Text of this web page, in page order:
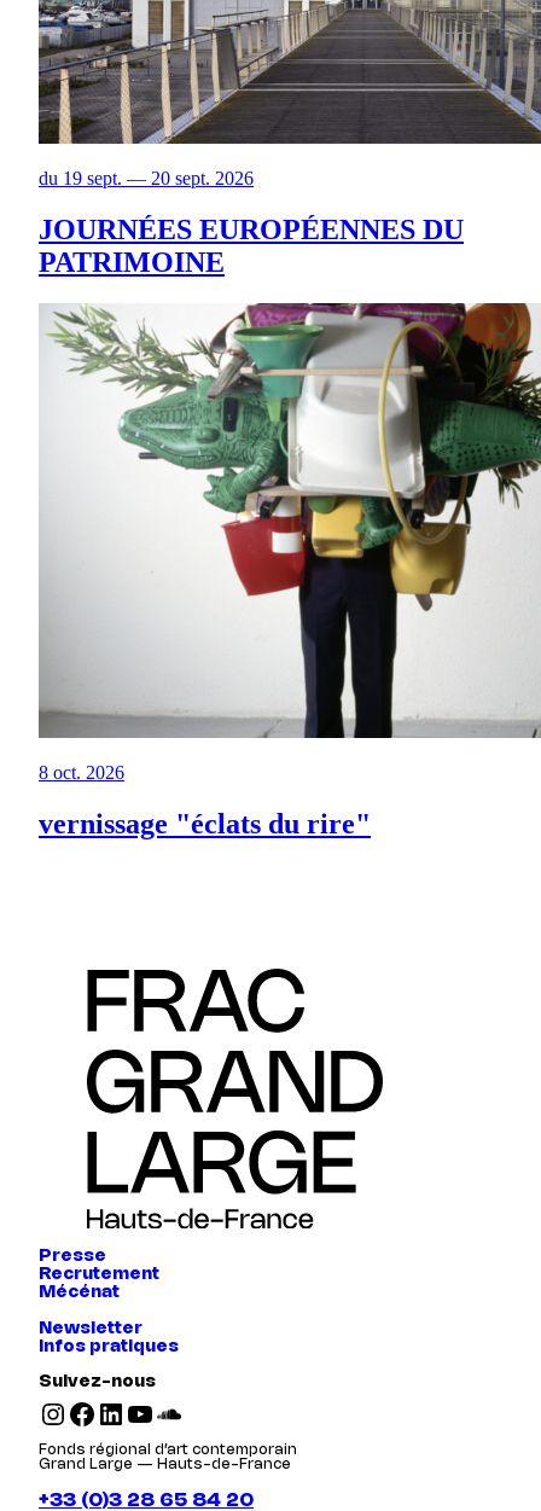
du 19 sept. — 20 sept. 2026
JOURNÉES EUROPÉENNES DU
PATRIMOINE
8 oct. 2026
vernissage "éclats du rire"
Presse
Recrutement
Mécénat
Newsletter
Infos pratiques
Suivez-nous
Instagram Facebook LinkedIn YouTube SoundCloud
Fonds régional d’art contemporain
Grand Large — Hauts-de-France
+33 (0)3 28 65 84 20